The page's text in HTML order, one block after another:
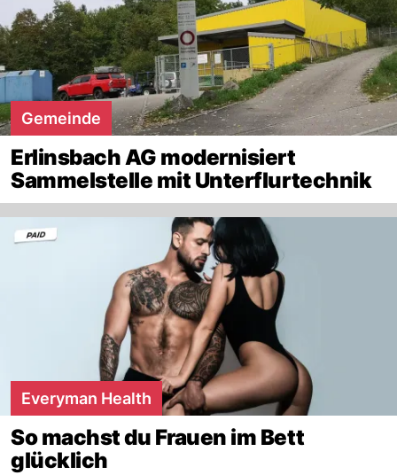
Gemeinde
Erlinsbach AG modernisiert
Sammelstelle mit Unterflurtechnik
Everyman Health
So machst du Frauen im Bett
glücklich